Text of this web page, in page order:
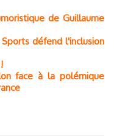
de Guillaume
défend l'inclusion
face à la polémique